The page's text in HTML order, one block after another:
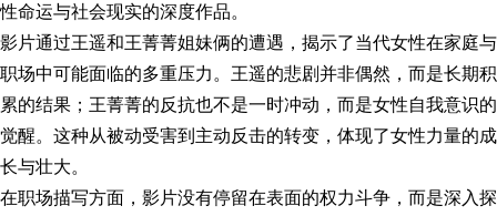
性命运与社会现实的深度作品。
影片通过王遥和王菁菁姐妹俩的遭遇，揭示了当代女性在家庭与
职场中可能面临的多重压力。王遥的悲剧并非偶然，而是长期积
累的结果；王菁菁的反抗也不是一时冲动，而是女性自我意识的
觉醒。这种从被动受害到主动反击的转变，体现了女性力量的成
长与壮大。
在职场描写方面，影片没有停留在表面的权力斗争，而是深入探